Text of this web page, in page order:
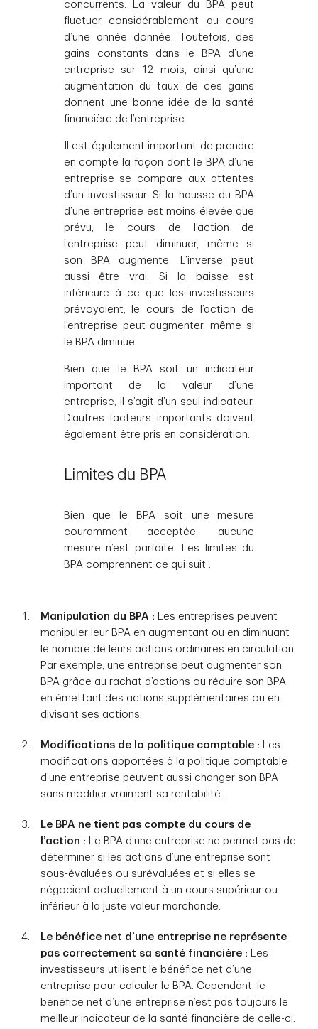
concurrents. La valeur du BPA peut
fluctuer considérablement au cours
d’une année donnée. Toutefois, des
gains constants dans le BPA d’une
entreprise sur 12 mois, ainsi qu’une
augmentation du taux de ces gains
donnent une bonne idée de la santé
financière de l’entreprise.
Il est également important de prendre
en compte la façon dont le BPA d’une
entreprise se compare aux attentes
d’un investisseur. Si la hausse du BPA
d’une entreprise est moins élevée que
prévu, le cours de l’action de
l’entreprise peut diminuer, même si
son BPA augmente. L’inverse peut
aussi être vrai. Si la baisse est
inférieure à ce que les investisseurs
prévoyaient, le cours de l’action de
l’entreprise peut augmenter, même si
le BPA diminue.
Bien que le BPA soit un indicateur
important de la valeur d’une
entreprise, il s’agit d’un seul indicateur.
D’autres facteurs importants doivent
également être pris en considération.
Limites du BPA
Bien que le BPA soit une mesure
couramment acceptée, aucune
mesure n’est parfaite. Les limites du
BPA comprennent ce qui suit :
Manipulation du BPA : Les entreprises peuvent
manipuler leur BPA en augmentant ou en diminuant
le nombre de leurs actions ordinaires en circulation.
Par exemple, une entreprise peut augmenter son
BPA grâce au rachat d’actions ou réduire son BPA
en émettant des actions supplémentaires ou en
divisant ses actions.
Modifications de la politique comptable : Les
modifications apportées à la politique comptable
d’une entreprise peuvent aussi changer son BPA
sans modifier vraiment sa rentabilité.
Le BPA ne tient pas compte du cours de
l’action : Le BPA d’une entreprise ne permet pas de
déterminer si les actions d’une entreprise sont
sous-évaluées ou surévaluées et si elles se
négocient actuellement à un cours supérieur ou
inférieur à la juste valeur marchande.
Le bénéfice net d’une entreprise ne représente
pas correctement sa santé financière : Les
investisseurs utilisent le bénéfice net d’une
entreprise pour calculer le BPA. Cependant, le
bénéfice net d’une entreprise n’est pas toujours le
meilleur indicateur de la santé financière de celle-ci.